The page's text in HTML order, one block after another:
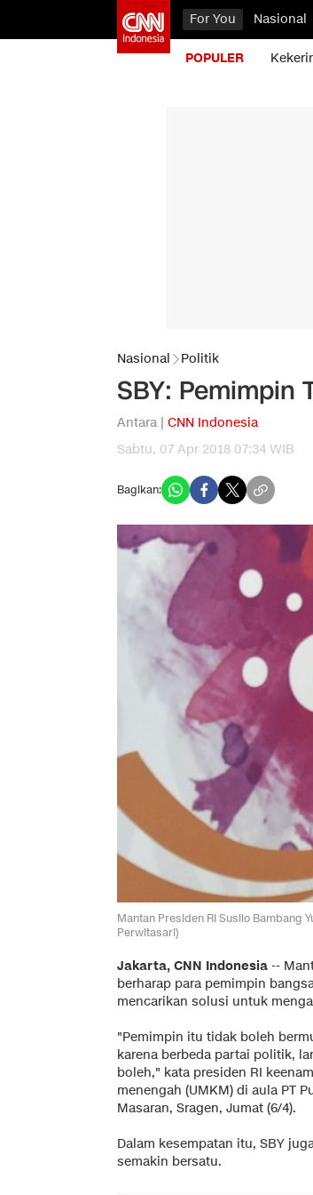
For You Nasional
POPULER
Nasional Politik
SBY: Pemimpin
Antara | CNN Indonesia
Sabtu, 07 Apr 2018 07:34 WIB
Bagikan:
Mantan Presiden RI Susilo Bambang
Perwitasari)
Jakarta, CNN Indonesia --
berharap para pemimpin
mencarikan solusi untuk
"Pemimpin itu tidak boleh
karena berbeda partai politik,
boleh," kata presiden RI
menengah (UMKM) di aula PT
Masaran, Sragen, Jumat (6/4).
Dalam kesempatan itu, SBY
semakin bersatu.